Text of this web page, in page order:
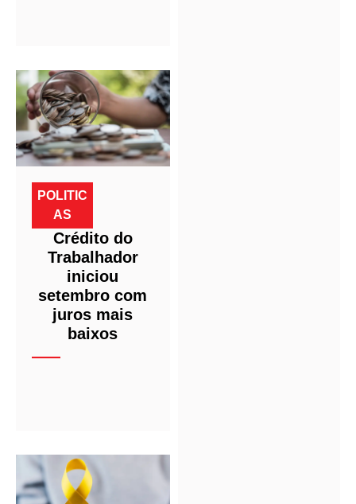
POLITIC
AS
Crédito do
Trabalhador
iniciou
setembro com
juros mais
baixos